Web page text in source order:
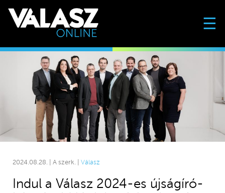
☰
2024.08.28. | A szerk. | Válasz
Indul a Válasz 2024-es újságíró-